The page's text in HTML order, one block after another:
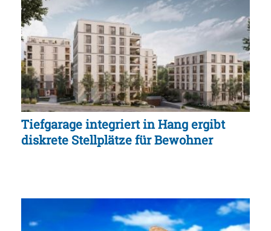
Tiefgarage integriert in Hang ergibt
diskrete Stellplätze für Bewohner